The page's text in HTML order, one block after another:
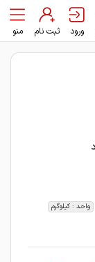
ورود ثبت نام منو
واحد : کیلوگرم